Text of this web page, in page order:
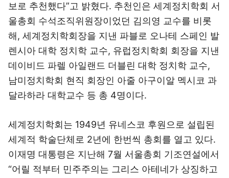
보로 추천했다”고 밝혔다. 추천인은 세계정치학회 서
울총회 수석조직위원장이었던 김의영 교수를 비롯
해, 세계정치학회장을 지낸 파블로 오나테 스페인 발
렌시아 대학 정치학 교수, 유럽정치학회 회장을 지낸
데이비드 파렐 아일랜드 더블린 대학 정치학 교수,
남미정치학회 현직 회장인 아줄 아구이알 멕시코 과
달라하라 대학교수 등 총 4명이다.
세계정치학회는 1949년 유네스코 후원으로 설립된
세계적 학술단체로 2년에 한번씩 총회를 열고 있다.
이재명 대통령은 지난해 7월 서울총회 기조연설에서
“어릴 적부터 민주주의는 그리스 아테네가 상징하고